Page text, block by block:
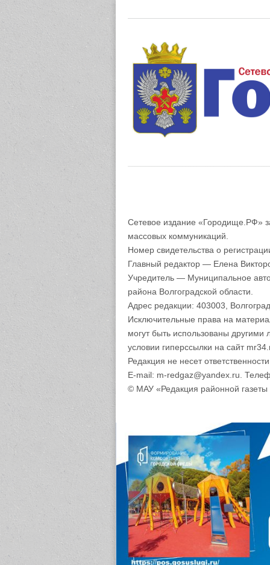
Сетевое издание «Городище.РФ»
массовых коммуникаций.
Номер свидетельства о
Главный редактор — Елена
Учредитель — Муниципальное
района Волгоградской области.
Адрес редакции: 403003,
Исключительные права на
могут быть использованы
условии гиперссылки на сайт
Редакция не несет
E-mail: m-redgaz@yandex.ru.
© МАУ «Редакция районной газеты